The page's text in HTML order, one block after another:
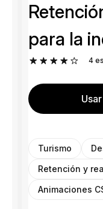
para la
4
Turismo
Retención y
Animaciones